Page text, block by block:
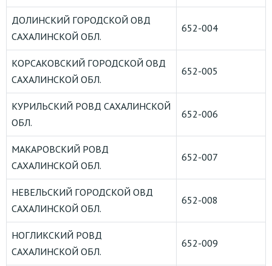
ДОЛИНСКИЙ ГОРОДСКОЙ ОВД
САХАЛИНСКОЙ ОБЛ.
652-004
КОРСАКОВСКИЙ ГОРОДСКОЙ ОВД
САХАЛИНСКОЙ ОБЛ.
652-005
КУРИЛЬСКИЙ РОВД САХАЛИНСКОЙ
ОБЛ.
652-006
МАКАРОВСКИЙ РОВД
САХАЛИНСКОЙ ОБЛ.
652-007
НЕВЕЛЬСКИЙ ГОРОДСКОЙ ОВД
САХАЛИНСКОЙ ОБЛ.
652-008
НОГЛИКСКИЙ РОВД
САХАЛИНСКОЙ ОБЛ.
652-009